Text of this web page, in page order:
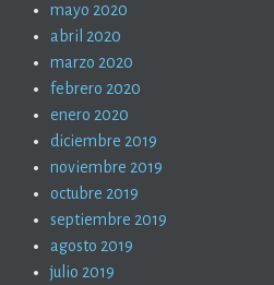
mayo 2020
abril 2020
marzo 2020
febrero 2020
enero 2020
diciembre 2019
noviembre 2019
octubre 2019
septiembre 2019
agosto 2019
julio 2019